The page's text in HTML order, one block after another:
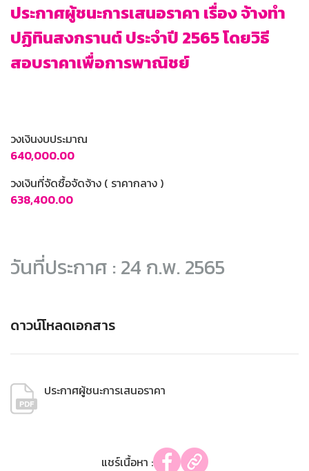
ประกาศผู้ชนะการเสนอราคา เรื่อง จ้างทำ
ปฏิทินสงกรานต์ ประจำปี 2565 โดยวิธี
สอบราคาเพื่อการพาณิชย์
วงเงินงบประมาณ
640,000.00
วงเงินที่จัดซื้อจัดจ้าง ( ราคากลาง )
638,400.00
วันที่ประกาศ : 24 ก.พ. 2565
ดาวน์โหลดเอกสาร
ประกาศผู้ชนะการเสนอราคา
แชร์เนื้อหา :